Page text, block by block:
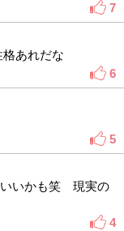
7
あれだな
6
5
いいかも笑 現実の
4